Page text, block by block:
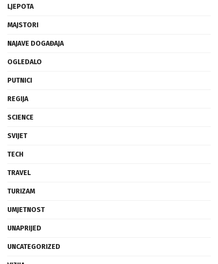
LJEPOTA
MAJSTORI
NAJAVE DOGAĐAJA
OGLEDALO
PUTNICI
REGIJA
SCIENCE
SVIJET
TECH
TRAVEL
TURIZAM
UMJETNOST
UNAPRIJED
UNCATEGORIZED